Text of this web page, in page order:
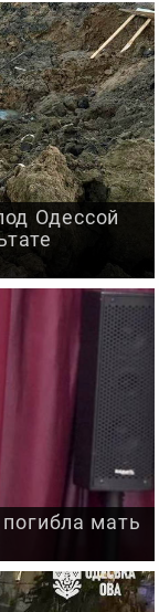
Одессой
мать